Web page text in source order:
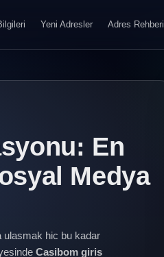
Yeni Adresler Adres Rehberi
En
Medya
ulasmak hic bu kadar
Casibom giris